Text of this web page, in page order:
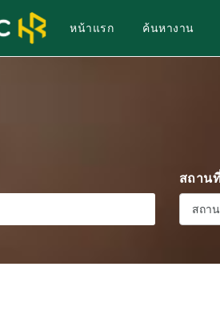
หน้าแรก ค้นหางาน
สถาน
สถา